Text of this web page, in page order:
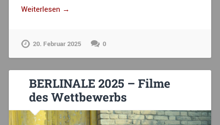
Weiterlesen →
20. Februar 2025 0
BERLINALE 2025 – Filme
des Wettbewerbs